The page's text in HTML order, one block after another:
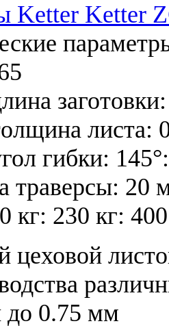
Ketter Ketter
листа:
гибки:
траверсы: 20
кг: 230 кг:
цеховой
0.75 мм